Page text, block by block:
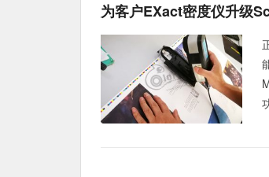
为客户eXact密度仪升级